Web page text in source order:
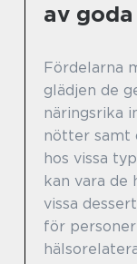
av
Fördelarna
glädjen de
näringsrika
nötter samt
hos vissa
kan vara de
vissa
för